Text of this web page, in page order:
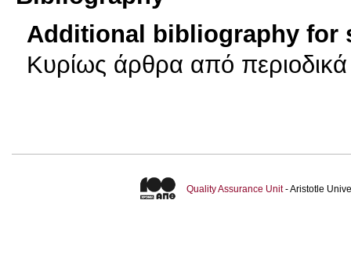
Additional bibliography for
Κυρίως άρθρα από περιοδικά
Quality Assurance Unit- Aristotle